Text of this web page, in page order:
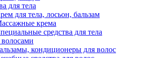
для тела
для тела, лосьон, бальзам
крема
средства для тела
волосами
кондиционеры для волос